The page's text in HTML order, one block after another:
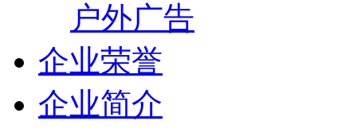
户外广告
企业荣誉
企业简介